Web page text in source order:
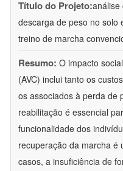
Título do Projeto:análise
descarga de peso no solo
treino de marcha
Resumo: O impacto
(AVC) inclui tanto os
os associados à perda de
reabilitação é essencial
funcionalidade dos
recuperação da marcha é
casos, a insuficiência de